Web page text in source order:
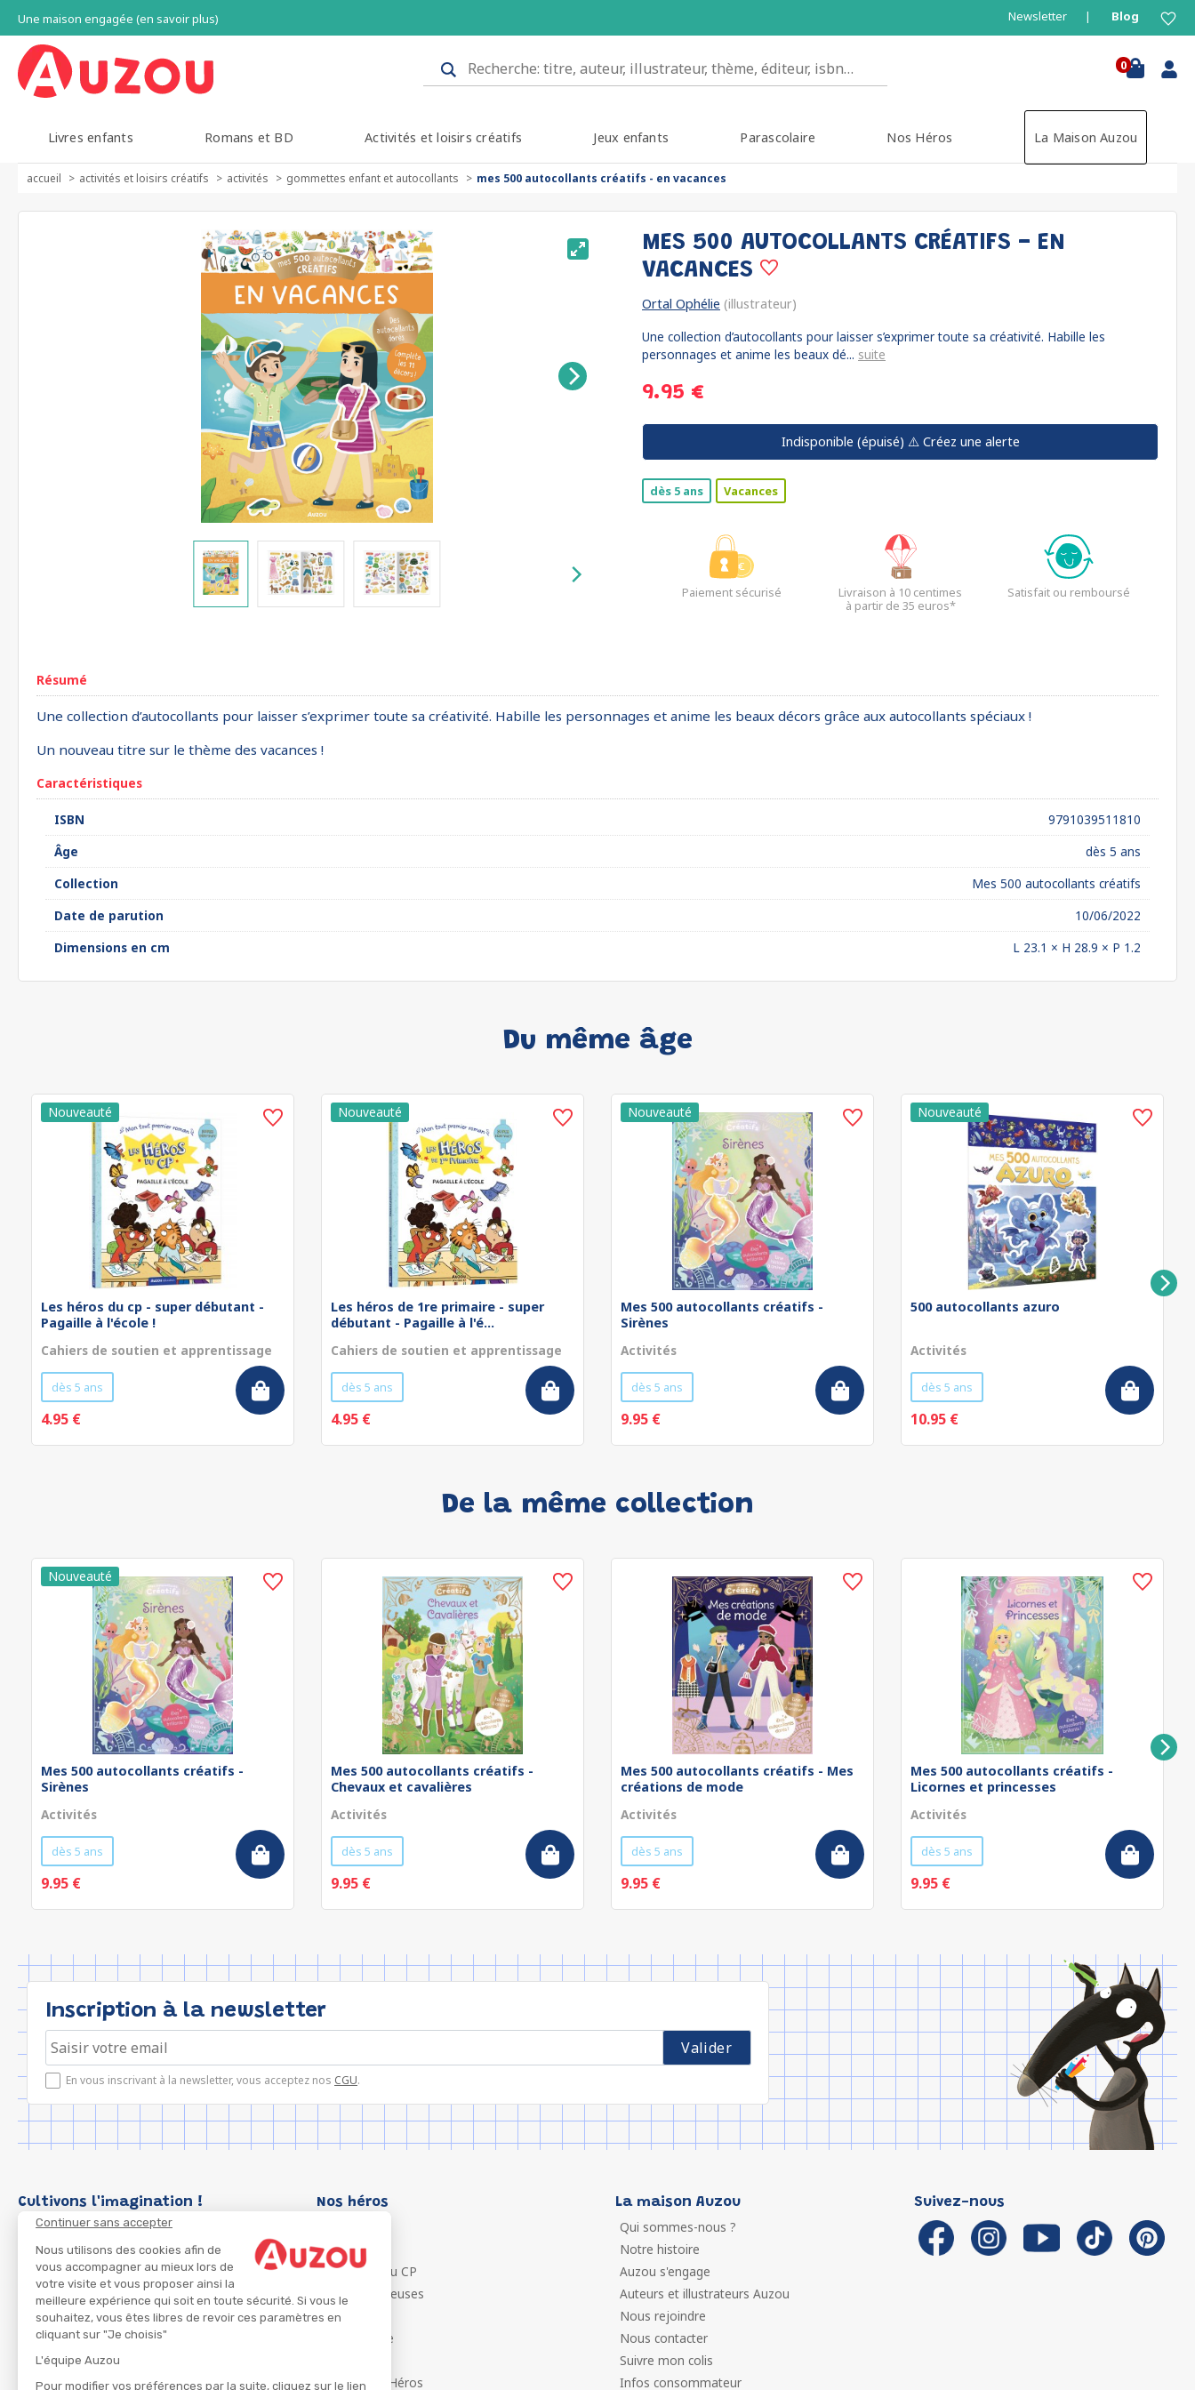
Continuer sans accepter
Nous utilisons des cookies afin de
vous accompagner au mieux lors de
votre visite et vous proposer ainsi la
meilleure expérience qui soit en toute sécurité. Si vous le
souhaitez, vous êtes libres de revoir ces paramètres en
cliquant sur "Je choisis"
L'équipe Auzou
Pour modifier vos préférences par la suite, cliquez sur le lien
Une maison engagée (en savoir plus) Newsletter Blog
0
Livres enfants Romans et BD Activités et loisirs créatifs Jeux enfants Parascolaire Nos Héros La Maison Auzou
accueil activités et loisirs créatifs activités gommettes enfant et autocollants mes 500 autocollants créatifs - en vacances
MES 500 AUTOCOLLANTS CRÉATIFS - EN
VACANCES
Ortal Ophélie (illustrateur)
Une collection d’autocollants pour laisser s’exprimer toute sa créativité. Habille les
personnages et anime les beaux dé... suite
9.95 €
Indisponible (épuisé) ⚠️ Créez une alerte
dès 5 ans Vacances
Paiement sécurisé
Livraison à 10 centimes
à partir de 35 euros*
Satisfait ou remboursé
Résumé
Une collection d’autocollants pour laisser s’exprimer toute sa créativité. Habille les personnages et anime les beaux décors grâce aux autocollants spéciaux !
Un nouveau titre sur le thème des vacances !
Caractéristiques
ISBN
9791039511810
Âge
dès 5 ans
Collection
Mes 500 autocollants créatifs
Date de parution
10/06/2022
Dimensions en cm
L 23.1 × H 28.9 × P 1.2
Du même âge
Les héros du cp - super débutant -
Pagaille à l'école !
Cahiers de soutien et apprentissage
dès 5 ans
4.95 €
Les héros de 1re primaire - super
débutant - Pagaille à l'é...
Cahiers de soutien et apprentissage
dès 5 ans
4.95 €
Mes 500 autocollants créatifs -
Sirènes
Activités
dès 5 ans
9.95 €
500 autocollants azuro
Activités
dès 5 ans
10.95 €
De la même collection
Mes 500 autocollants créatifs -
Sirènes
Activités
dès 5 ans
9.95 €
Mes 500 autocollants créatifs -
Chevaux et cavalières
Activités
dès 5 ans
9.95 €
Mes 500 autocollants créatifs - Mes
créations de mode
Activités
dès 5 ans
9.95 €
Mes 500 autocollants créatifs -
Licornes et princesses
Activités
dès 5 ans
9.95 €
Inscription à la newsletter
En vous inscrivant à la newsletter, vous acceptez nos CGU.
Cultivons l'imagination ! Nos héros
P'tit Loup
Les Héros du CP
Les Influenceuses
Migali
Petite Taupe
Ma Boîte à Héros
La maison Auzou
Qui sommes-nous ?
Notre histoire
Auzou s'engage
Auteurs et illustrateurs Auzou
Nous rejoindre
Nous contacter
Suivre mon colis
Infos consommateur
Suivez-nous